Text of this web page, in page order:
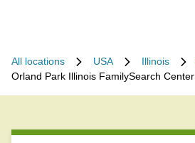
All locations USA Illinois
Orland Park Illinois FamilySearch Center